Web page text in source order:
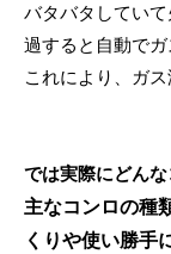
バタバタしてい
過すると自動でガ
これにより、ガ
では実際にどん
主なコンロの種
くりや使い勝手